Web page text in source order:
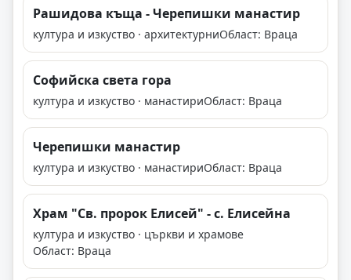
Рашидова къща - Черепишки манастир
култура и изкуство · архитектурниОбласт: Враца
Софийска света гора
култура и изкуство · манастириОбласт: Враца
Черепишки манастир
култура и изкуство · манастириОбласт: Враца
Храм "Св. пророк Елисей" - с. Елисейна
култура и изкуство · църкви и храмове
Област: Враца